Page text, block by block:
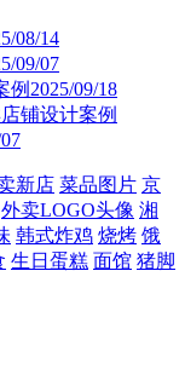
08/14
09/07
2025/09/18
铺设计案例
新店 菜品图片 京
外卖LOGO头像 湘
韩式炸鸡 烧烤 饿
生日蛋糕 面馆 猪脚